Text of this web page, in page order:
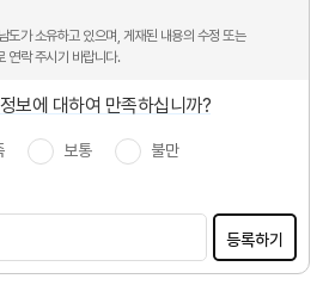
도가 소유하고 있으며, 게재된 내용의 수정 또는
연락 주시기 바랍니다.
보에 대하여 만족하십니까?
보통
불만
등록하기